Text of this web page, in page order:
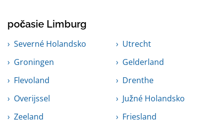
počasie Limburg
Severné Holandsko
Utrecht
Groningen
Gelderland
Flevoland
Drenthe
Overijssel
Južné Holandsko
Zeeland
Friesland